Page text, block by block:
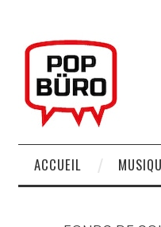
ACCUEIL